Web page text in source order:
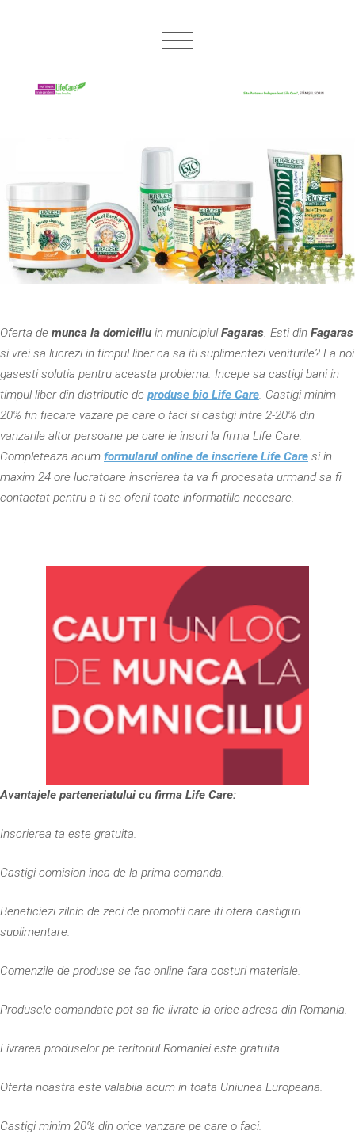
Oferta de munca la domiciliu in municipiulFagaras. Esti din Fagaras
si vrei sa lucrezi in timpul liber ca sa iti suplimentezi veniturile? La noi
gasesti solutia pentru aceasta problema. Incepe sa castigi bani in
timpul liber din distributie de produse bio Life Care. Castigi minim
20% fin fiecare vazare pe care o faci si castigi intre 2-20% din
vanzarile altor persoane pe care le inscri la firma Life Care.
Completeaza acum formularul online de inscriere Life Care si in
maxim 24 ore lucratoare inscrierea ta va fi procesata urmand sa fi
contactat pentru a ti se oferii toate informatiile necesare.
Avantajele parteneriatului cu firma Life Care:
Inscrierea ta este gratuita.
Castigi comision inca de la prima comanda.
Beneficiezi zilnic de zeci de promotii care iti ofera castiguri
suplimentare.
Comenzile de produse se fac online fara costuri materiale.
Produsele comandate pot sa fie livrate la orice adresa din Romania.
Livrarea produselor pe teritoriul Romaniei este gratuita.
Oferta noastra este valabila acum in toata Uniunea Europeana.
Castigi minim 20% din orice vanzare pe care o faci.